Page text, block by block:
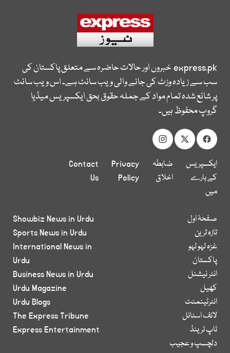
express.pkخبروں اور حالات حاضرہ سے متعلق پاکستان کی
سب سے زیادہ وزٹ کی جانے والی ویب سائٹ ہے۔ اس ویب سائٹ
پر شائع شدہ تمام مواد کے جملہ حقوق بحق ایکسپریس میڈیا
گروپ محفوظ ہیں۔
ایکسپریس
کے بارے
میں
ضابطہ
اخلاق
Privacy
Policy
Contact
Us
صفحۂ اول
تازہ ترین
غزہ لہو لہو
پاکستان
انٹر نیشنل
کھیل
انٹرٹینمنٹ
لائف اسٹائل
ٹاپ ٹرینڈ
دلچسپ و عجیب
Showbiz News in Urdu
Sports News in Urdu
International News in
Urdu
Business News in Urdu
Urdu Magazine
Urdu Blogs
The Express Tribune
Express Entertainment